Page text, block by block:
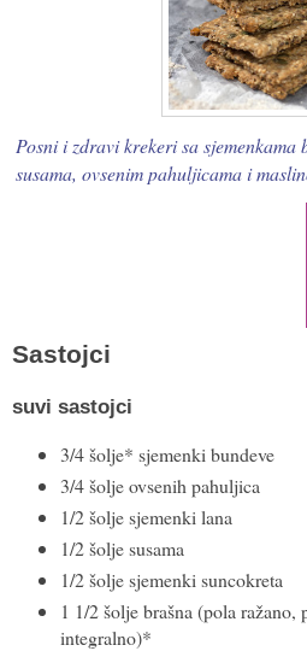
Posni i zdravi krekeri sa sjemenkama
susama, ovsenim pahuljicama i
Sastojci
suvi sastojci
3/4 šolje* sjemenki bundeve
3/4 šolje ovsenih pahuljica
1/2 šolje sjemenki lana
1/2 šolje susama
1/2 šolje sjemenki suncokreta
1 1/2 šolje brašna (pola ražano,
integralno)*